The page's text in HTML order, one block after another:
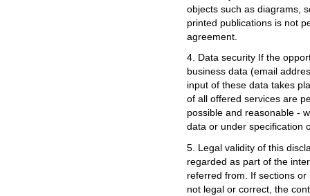
objects such as diagrams,
printed publications is not
agreement.
4. Data security If the
business data (email
input of these data takes
of all offered services are
possible and reasonable -
data or under specification
5. Legal validity of this
regarded as part of the
referred from. If sections
not legal or correct, the